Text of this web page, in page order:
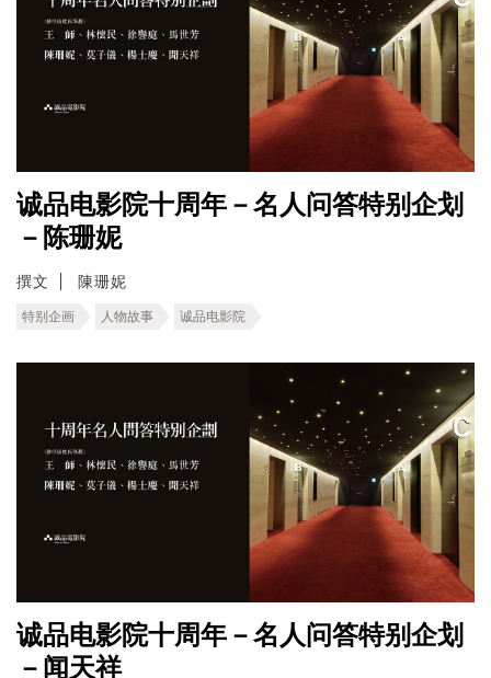
诚品电影院十周年－名人问答特别企划
－陈珊妮
撰文 陳珊妮
特别企画 人物故事 诚品电影院
诚品电影院十周年－名人问答特别企划
－闻天祥